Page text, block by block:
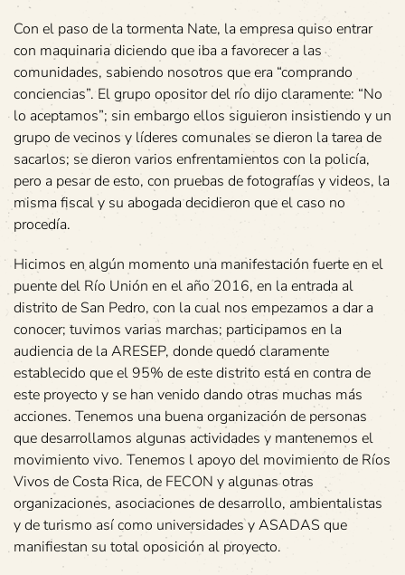
Con el paso de la tormenta Nate, la empresa quiso entrar
con maquinaria diciendo que iba a favorecer a las
comunidades, sabiendo nosotros que era “comprando
conciencias”. El grupo opositor del río dijo claramente: “No
lo aceptamos”; sin embargo ellos siguieron insistiendo y un
grupo de vecinos y líderes comunales se dieron la tarea de
sacarlos; se dieron varios enfrentamientos con la policía,
pero a pesar de esto, con pruebas de fotografías y videos, la
misma fiscal y su abogada decidieron que el caso no
procedía.
Hicimos en algún momento una manifestación fuerte en el
puente del Río Unión en el año 2016, en la entrada al
distrito de San Pedro, con la cual nos empezamos a dar a
conocer; tuvimos varias marchas; participamos en la
audiencia de la ARESEP, donde quedó claramente
establecido que el 95% de este distrito está en contra de
este proyecto y se han venido dando otras muchas más
acciones. Tenemos una buena organización de personas
que desarrollamos algunas actividades y mantenemos el
movimiento vivo. Tenemos l apoyo del movimiento de Ríos
Vivos de Costa Rica, de FECON y algunas otras
organizaciones, asociaciones de desarrollo, ambientalistas
y de turismo así como universidades y ASADAS que
manifiestan su total oposición al proyecto.